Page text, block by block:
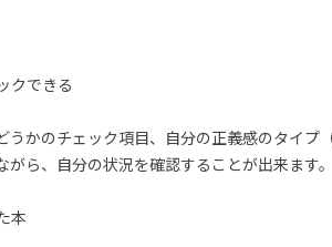
クできる
かのチェック項目、自分の正義感のタイプ
ら、自分の状況を確認することが出来ます。
本